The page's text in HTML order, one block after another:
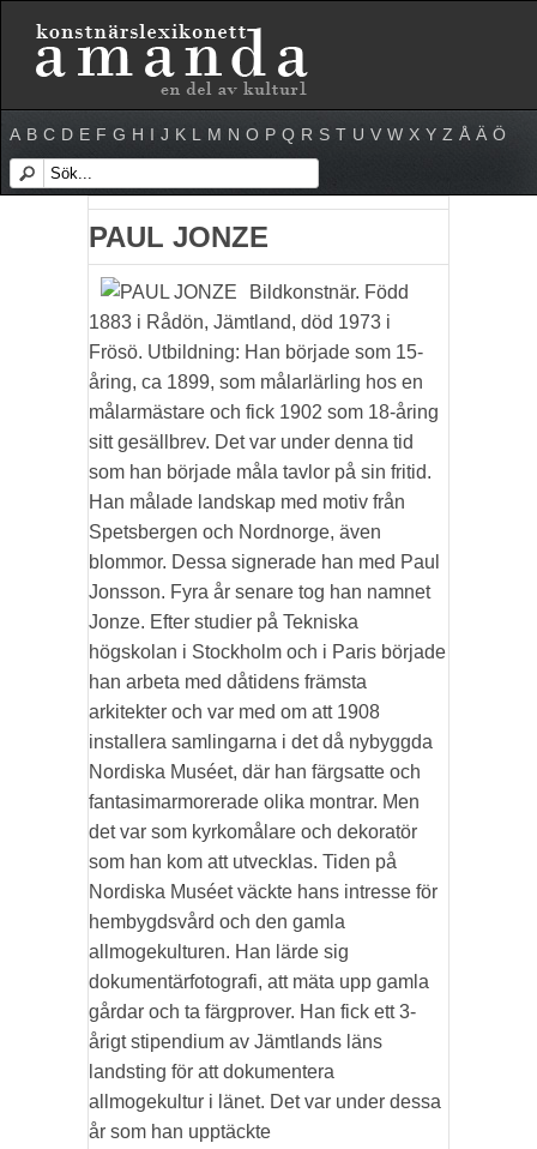
A B C D E F G H I J K L M N O P Q R S T U V W X Y Z Å Ä Ö
PAUL JONZE
Bildkonstnär. Född
1883 i Rådön, Jämtland, död 1973 i
Frösö. Utbildning: Han började som 15-
åring, ca 1899, som målarlärling hos en
målarmästare och fick 1902 som 18-åring
sitt gesällbrev. Det var under denna tid
som han började måla tavlor på sin fritid.
Han målade landskap med motiv från
Spetsbergen och Nordnorge, även
blommor. Dessa signerade han med Paul
Jonsson. Fyra år senare tog han namnet
Jonze. Efter studier på Tekniska
högskolan i Stockholm och i Paris började
han arbeta med dåtidens främsta
arkitekter och var med om att 1908
installera samlingarna i det då nybyggda
Nordiska Muséet, där han färgsatte och
fantasimarmorerade olika montrar. Men
det var som kyrkomålare och dekoratör
som han kom att utvecklas. Tiden på
Nordiska Muséet väckte hans intresse för
hembygdsvård och den gamla
allmogekulturen. Han lärde sig
dokumentärfotografi, att mäta upp gamla
gårdar och ta färgprover. Han fick ett 3-
årigt stipendium av Jämtlands läns
landsting för att dokumentera
allmogekultur i länet. Det var under dessa
år som han upptäckte